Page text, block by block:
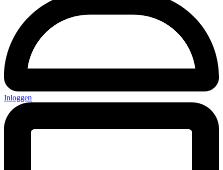
Inloggen